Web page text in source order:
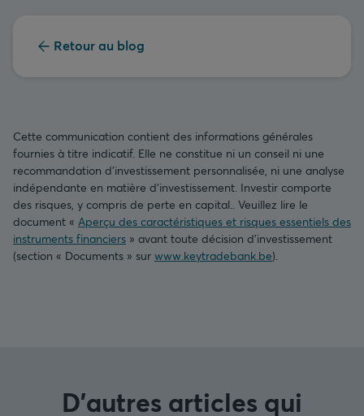
Retour au blog
Cette communication contient des informations générales
fournies à titre indicatif. Elle ne constitue ni un conseil ni une
recommandation d’investissement personnalisée, ni une analyse
indépendante en matière d’investissement. Investir comporte
des risques, y compris de perte en capital.. Veuillez lire le
document « Aperçu des caractéristiques et risques essentiels des
instruments financiers » avant toute décision d’investissement
(section « Documents » sur www.keytradebank.be).
D'autres articles qui